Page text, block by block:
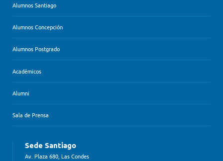
Alumnos Santiago
Alumnos Concepción
Alumnos Postgrado
Académicos
Alumni
Sala de Prensa
Sede Santiago
Av. Plaza 680, Las Condes